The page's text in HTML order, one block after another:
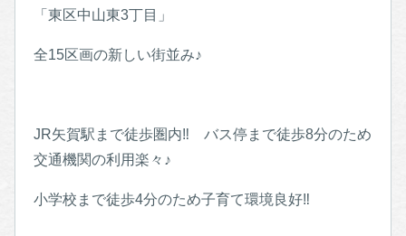
「東区中山東3丁目」
全15区画の新しい街並み♪
JR矢賀駅まで徒歩圏内‼︎ バス停まで徒歩8分のため
交通機関の利用楽々♪
小学校まで徒歩4分のため子育て環境良好‼︎